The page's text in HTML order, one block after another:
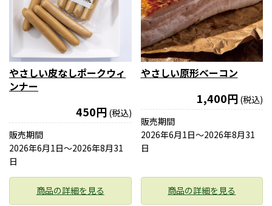
やさしい皮なしポークウィ
ンナー
450円 (税込)
販売期間
2026年6月1日〜2026年8月31
日
商品の詳細を見る
やさしい原形ベーコン
1,400円 (税込)
販売期間
2026年6月1日〜2026年8月31
日
商品の詳細を見る